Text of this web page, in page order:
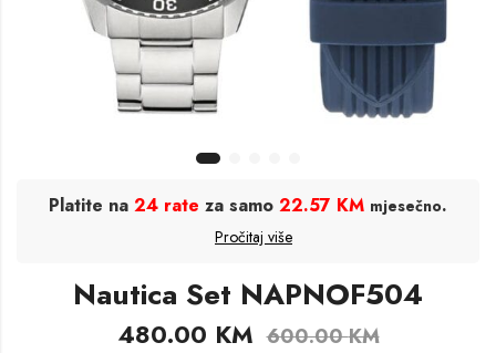
Platite na 24 rate za samo 22.57 KM mjesečno.
Pročitaj više
Nautica Set NAPNOF504
480.00 KM 600.00KM